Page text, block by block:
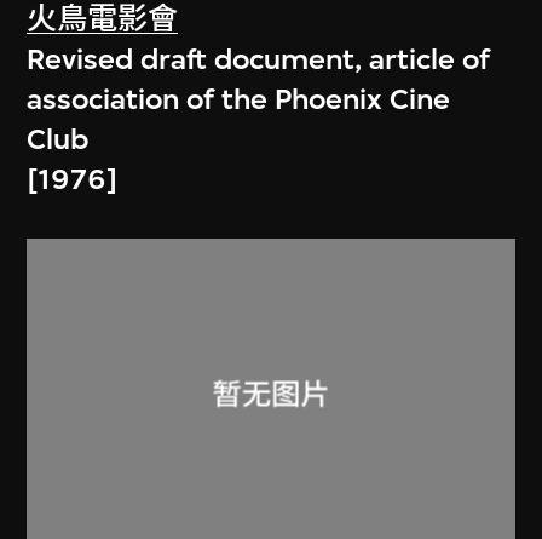
火鳥電影會
Revised draft document, article of
association of the Phoenix Cine
Club
[1976]